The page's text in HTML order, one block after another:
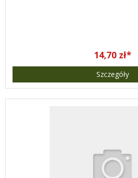
14,70 zł*
Szczegóły